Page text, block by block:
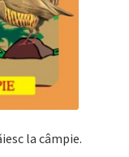
la câmpie.